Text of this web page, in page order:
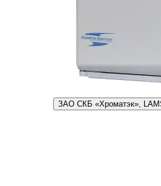
ЗАО СКБ «Хроматэк»,